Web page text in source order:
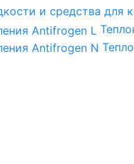
и средства для